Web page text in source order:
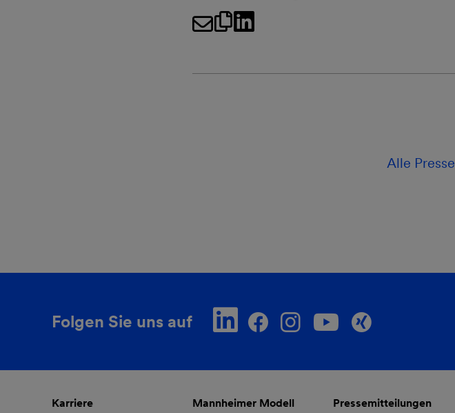
Alle
Folgen Sie uns auf
Karriere Mannheimer Modell Pressemitteilungen